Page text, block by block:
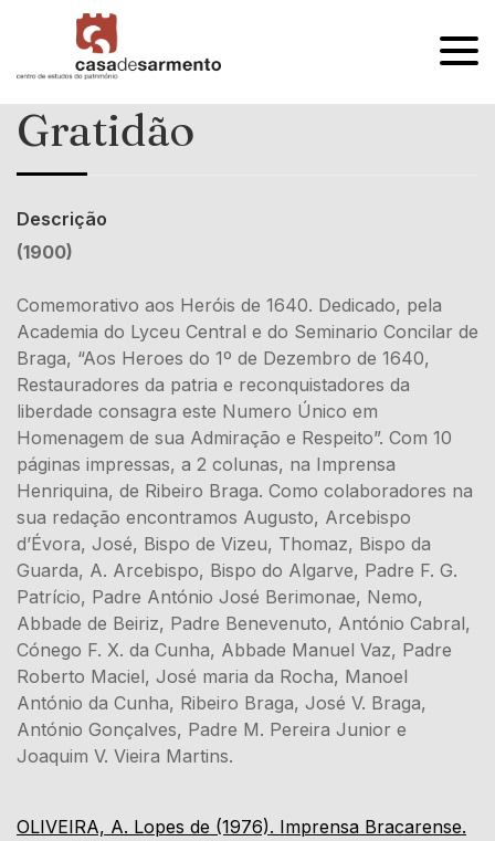
OPEN
Gratidão
Descrição
(1900)
Comemorativo aos Heróis de 1640. Dedicado, pela
Academia do Lyceu Central e do Seminario Concilar de
Braga, “Aos Heroes do 1º de Dezembro de 1640,
Restauradores da patria e reconquistadores da
liberdade consagra este Numero Único em
Homenagem de sua Admiração e Respeito”. Com 10
páginas impressas, a 2 colunas, na Imprensa
Henriquina, de Ribeiro Braga. Como colaboradores na
sua redação encontramos Augusto, Arcebispo
d’Évora, José, Bispo de Vizeu, Thomaz, Bispo da
Guarda, A. Arcebispo, Bispo do Algarve, Padre F. G.
Patrício, Padre António José Berimonae, Nemo,
Abbade de Beiriz, Padre Benevenuto, António Cabral,
Cónego F. X. da Cunha, Abbade Manuel Vaz, Padre
Roberto Maciel, José maria da Rocha, Manoel
António da Cunha, Ribeiro Braga, José V. Braga,
António Gonçalves, Padre M. Pereira Junior e
Joaquim V. Vieira Martins.
OLIVEIRA, A. Lopes de (1976). Imprensa Bracarense.